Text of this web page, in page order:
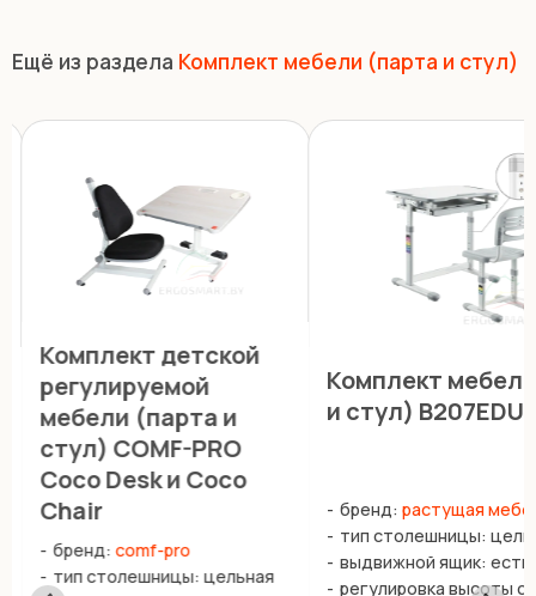
Ещё из раздела Комплект мебели (парта и стул)
Комплект детской
регулируемой
мебели (парта и
стул) COMF-PRO
Coco Desk и Coco
Chair
бренд: comf-pro
тип столешницы: цельная
Комплект
и стул) B207EDU
бренд: растущая
тип столешницы:
выдвижной ящик: есть
регулировка высоты